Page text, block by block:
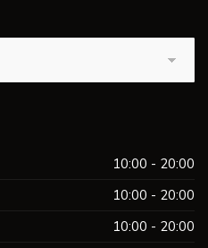
10:00 - 20:00
10:00 - 20:00
10:00 - 20:00